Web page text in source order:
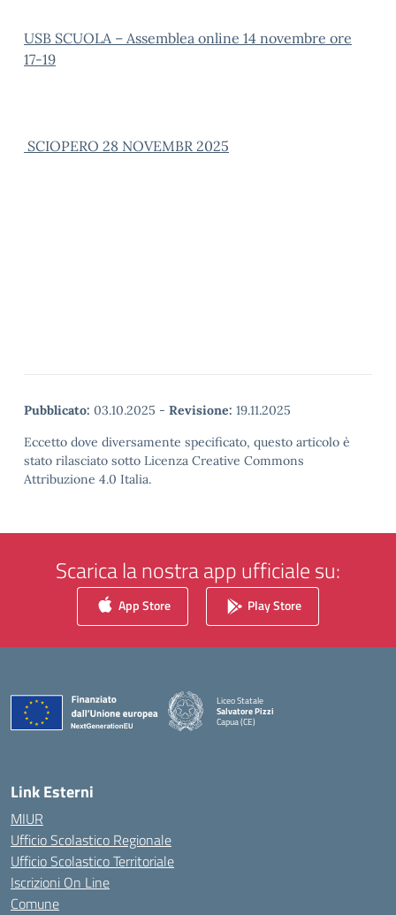
USB SCUOLA – Assemblea online 14 novembre ore
17-19
SCIOPERO 28 NOVEMBR 2025
Pubblicato: 03.10.2025 - Revisione: 19.11.2025
Eccetto dove diversamente specificato, questo articolo è
stato rilasciato sotto Licenza Creative Commons
Attribuzione 4.0 Italia.
Scarica la nostra app ufficiale su:
App Store Play Store
Liceo Statale
Salvatore Pizzi
Capua (CE)
— Visita la pagina iniziale della scuola
Link Esterni
MIUR
Ufficio Scolastico Regionale
Ufficio Scolastico Territoriale
Iscrizioni On Line
Comune